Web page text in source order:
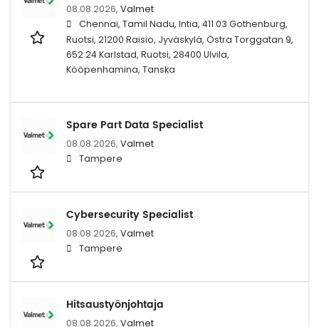
08.08.2026, Valmet
Chennai, Tamil Nadu, Intia, 411 03 Gothenburg,
Ruotsi, 21200 Raisio, Jyväskylä, Östra Torggatan 9,
652 24 Karlstad, Ruotsi, 28400 Ulvila,
Kööpenhamina, Tanska
Spare Part Data Specialist
08.08.2026, Valmet
Tampere
Cybersecurity Specialist
08.08.2026, Valmet
Tampere
Hitsaustyönjohtaja
08.08.2026, Valmet